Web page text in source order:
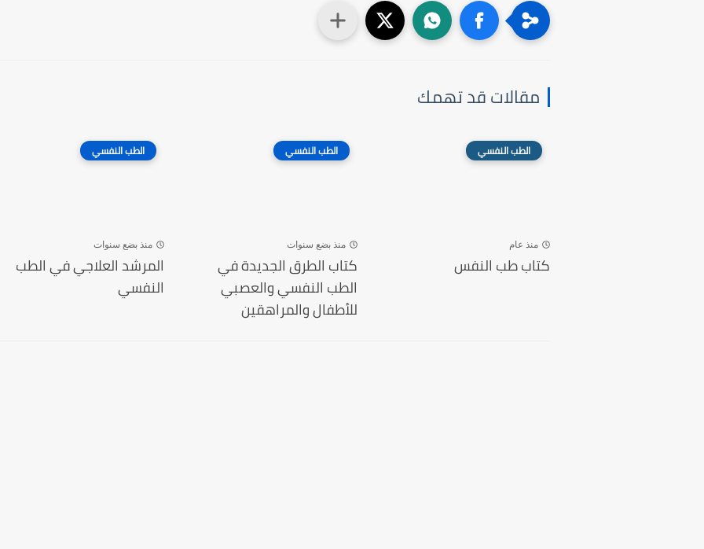
مقالات قد تهمك
الطب النفسي
منذ عام
كتاب طب النفس
الطب النفسي
منذ بضع سنوات
كتاب الطرق الجديدة في
الطب النفسي والعصبي
للأطفال والمراهقين
الطب النفسي
منذ بضع سنوات
المرشد العلاجي في الطب
النفسي